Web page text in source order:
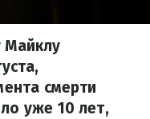
Майклу
смерти
уже 10 лет,